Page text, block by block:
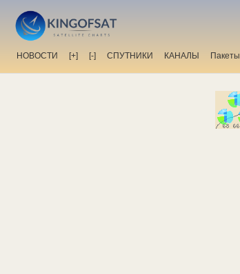
НОВОСТИ [+] [-] СПУТНИКИ КАНАЛЫ Пакеты